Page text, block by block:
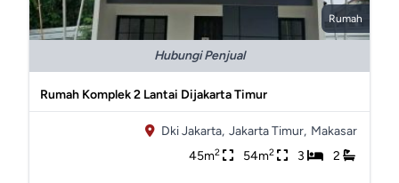
Rumah
Hubungi Penjual
Rumah Komplek 2 Lantai Dijakarta Timur
Dki Jakarta, Jakarta Timur, Makasar
45m2 54m2 3 2